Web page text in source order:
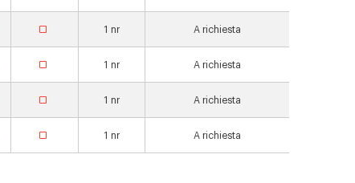
1 nr A richiesta
1 nr A richiesta
1 nr A richiesta
1 nr A richiesta